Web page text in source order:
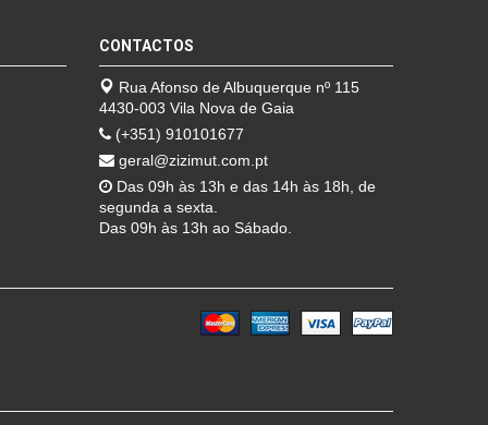
CONTACTOS
Rua Afonso de Albuquerque nº 115
4430-003 Vila Nova de Gaia
(+351) 910101677
geral@zizimut.com.pt
Das 09h às 13h e das 14h às 18h, de
segunda a sexta.
Das 09h às 13h ao Sábado.